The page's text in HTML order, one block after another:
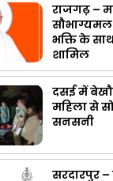
राजगढ़ –
सौभाग्यमल
भक्ति के
शामिल
दसई में
महिला से
सनसनी
सरदारपुर –